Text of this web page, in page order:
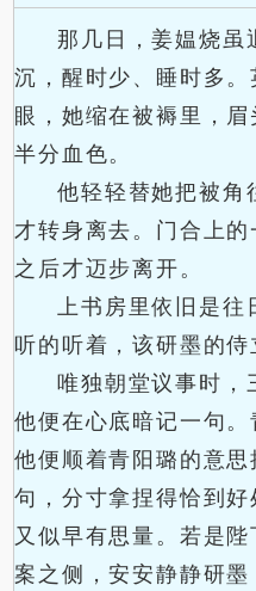
那几日，姜媪烧虽
沉，醒时少、睡时多
眼，她缩在被褥里，
半分血色。
他轻轻替她把被角
才转身离去。门合上
之后才迈步离开。
上书房里依旧是往
听的听着，该研墨的侍
唯独朝堂议事时，
他便在心底暗记一句。
他便顺着青阳璐的意
句，分寸拿捏得恰到好
又似早有思量。若是
案之侧，安安静静研墨